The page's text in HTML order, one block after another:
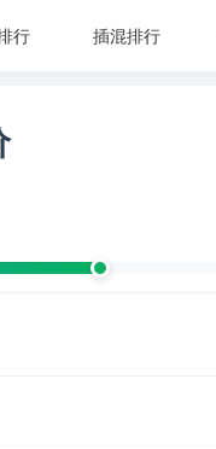
行 插混排行